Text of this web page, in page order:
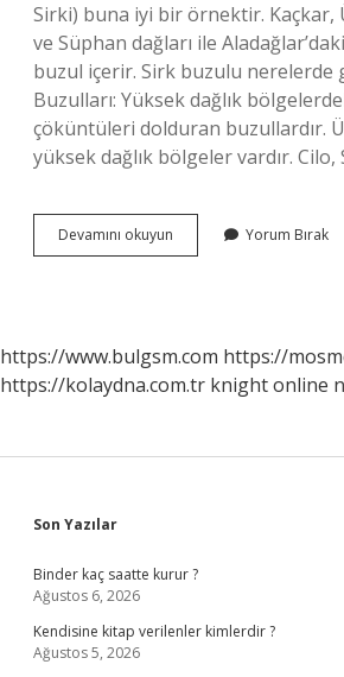
Sirki) buna iyi bir örnektir. Kaçkar,
ve Süphan dağları ile
buzul içerir. Sirk buzulu nerelerde
Buzulları: Yüksek dağlık
çöküntüleri dolduran buzullardır.
yüksek dağlık bölgeler vardır. Cilo,
Devamını okuyun
Gölleri
Yorum Bırak
https://www.bulgsm.com https://
https://kolaydna.com.tr knight online
Sidebar
Son Yazılar
Binder kaç saatte kurur ?
Ağustos 6, 2026
Kendisine kitap verilenler kimlerdir ?
Ağustos 5, 2026